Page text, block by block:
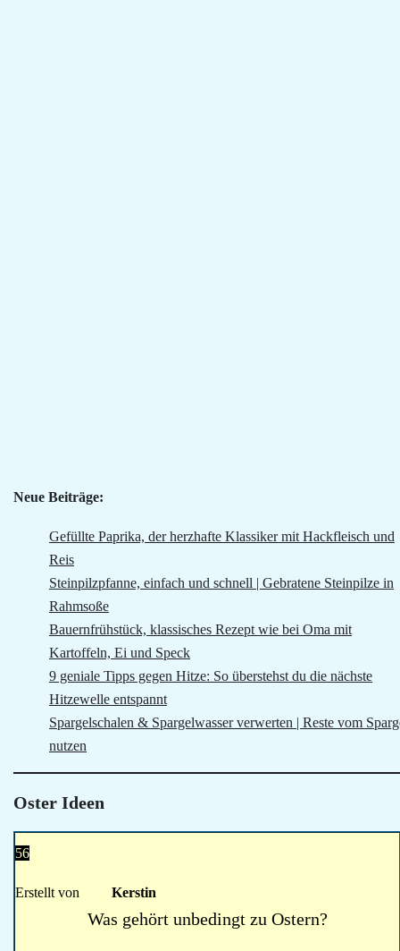
Neue Beiträge:
Gefüllte Paprika, der herzhafte Klassiker mit Hackfleisch und
Reis
Steinpilzpfanne, einfach und schnell | Gebratene Steinpilze in
Rahmsoße
Bauernfrühstück, klassisches Rezept wie bei Oma mit
Kartoffeln, Ei und Speck
9 geniale Tipps gegen Hitze: So überstehst du die nächste
Hitzewelle entspannt
Spargelschalen & Spargelwasser verwerten | Reste vom
nutzen
Oster Ideen
56
Erstellt von Kerstin
Was gehört unbedingt zu Ostern?